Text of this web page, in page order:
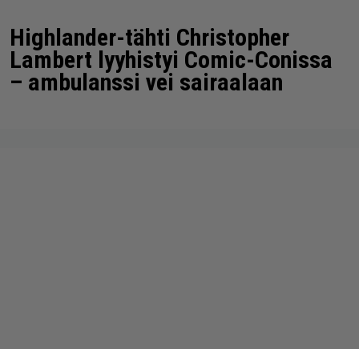
Highlander-tähti Christopher
Lambert lyyhistyi Comic-Conissa
– ambulanssi vei sairaalaan